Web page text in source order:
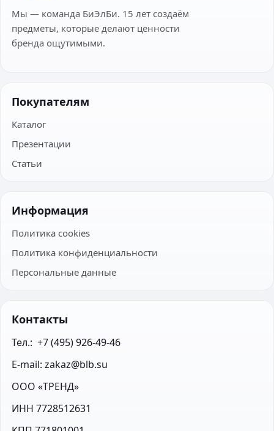
Мы — команда БиЭлБи. 15 лет создаём
предметы, которые делают ценности
бренда ощутимыми.
Покупателям
Каталог
Презентации
Статьи
Информация
Политика cookies
Политика конфиденциальности
Персональные данные
Контакты
Тел.:  +7 (495) 926-49-46
E-mail: zakaz@blb.su
ООО «ТРЕНД»
ИНН 7728512631